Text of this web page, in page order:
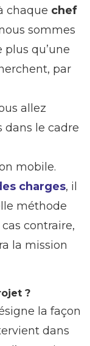
chaque chef
sommes
qu’une
par
allez
dans le cadre
mobile.
charges, il
méthode
contraire,
la mission
?
la façon
dans